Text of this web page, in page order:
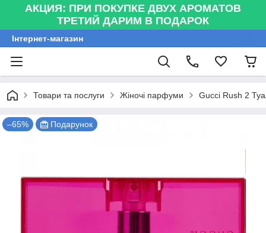
АКЦИЯ: ПРИ ПОКУПКЕ ДВУХ АРОМАТОВ
ТРЕТИЙ ДАРИМ В ПОДАРОК
Інтернет-магазин
Товари та послуги Жіночі парфуми Gucci Rush 2
–65% Подарунок